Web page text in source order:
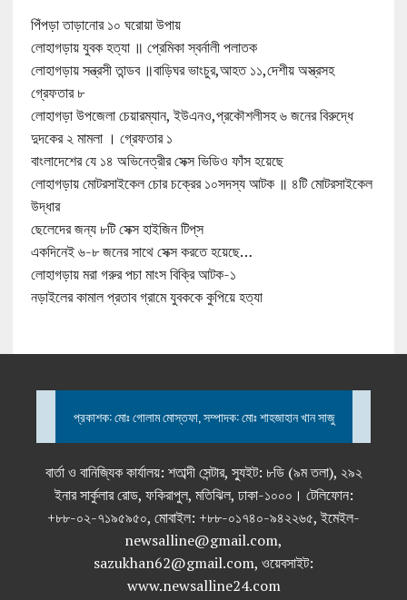
পিঁপড়া তাড়ানোর ১০ ঘরোয়া উপায়
লোহাগড়ায় যুবক হত্যা ॥ প্রেমিকা স্বর্নালী পলাতক
লোহাগড়ায় সন্ত্রসী তান্ডব ॥বাড়িঘর ভাংচুর,আহত ১১,দেশীয় অস্ত্রসহ
গ্রেফতার ৮
লোহাগড়া উপজেলা চেয়ারম্যান, ইউএনও,প্রকৌশলীসহ ৬ জনের বিরুদ্ধে
দুদকের ২ মামলা । গ্রেফতার ১
বাংলাদেশের যে ১৪ অভিনেত্রীর সেক্স ভিডিও ফাঁস হয়েছে
লোহাগড়ায় মোটরসাইকেল চোর চক্রের ১০সদস্য আটক ॥ ৪টি মোটরসাইকেল
উদ্ধার
ছেলেদের জন্য ৮টি সেক্স হাইজিন টিপ্‌স
একদিনেই ৬-৮ জনের সাথে সেক্স করতে হয়েছে…
লোহাগড়ায় মরা গরুর পচা মাংস বিক্রি আটক-১
নড়াইলের কামাল প্রতাব গ্রামে যুবককে কুপিয়ে হত্যা
প্রকাশক: মোঃ গোলাম মোস্তফা, সম্পাদক: মোঃ শাহজাহান খান সাজু
বার্তা ও বানিজ্যিক কার্যালয়: শতাব্দী সেন্টার, স্যুইট: ৮ডি (৯ম তলা), ২৯২
ইনার সার্কুলার রোড, ফকিরাপুল, মতিঝিল, ঢাকা-১০০০। টেলিফোন:
+৮৮-০২-৭১৯৫৯৫০, মোবাইল: +৮৮-০১৭৪০-৯৪২২৬৫, ইমেইল-
newsalline@gmail.com,
sazukhan62@gmail.com, ওয়েবসাইট:
www.newsalline24.com